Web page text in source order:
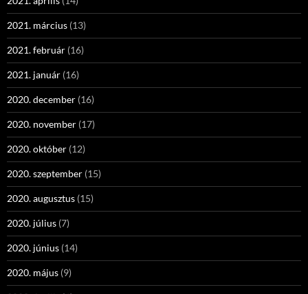
2021. március (13)
2021. február (16)
2021. január (16)
2020. december (16)
2020. november (17)
2020. október (12)
2020. szeptember (15)
2020. augusztus (15)
2020. július (7)
2020. június (14)
2020. május (9)